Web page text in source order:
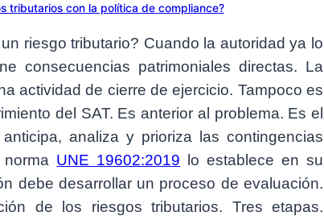
tributarios con la política de compliance?
riesgo tributario? Cuando la autoridad ya lo
consecuencias patrimoniales directas. La
actividad de cierre de ejercicio. Tampoco es
del SAT. Es anterior al problema. Es el
analiza y prioriza las contingencias
UNE 19602:2019 lo establece en su
debe desarrollar un proceso de evaluación.
de los riesgos tributarios. Tres etapas.